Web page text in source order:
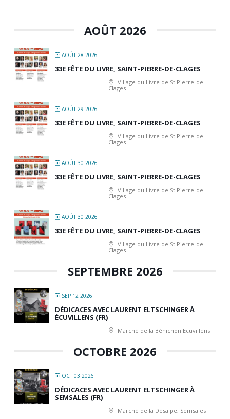
AOÛT 2026
AOÛT 28 2026
33E FÊTE DU LIVRE, SAINT-PIERRE-DE-CLAGES
Village du Livre de St Pierre-de-
Clages
AOÛT 29 2026
33E FÊTE DU LIVRE, SAINT-PIERRE-DE-CLAGES
Village du Livre de St Pierre-de-
Clages
AOÛT 30 2026
33E FÊTE DU LIVRE, SAINT-PIERRE-DE-CLAGES
Village du Livre de St Pierre-de-
Clages
AOÛT 30 2026
33E FÊTE DU LIVRE, SAINT-PIERRE-DE-CLAGES
Village du Livre de St Pierre-de-
Clages
SEPTEMBRE 2026
SEP 12 2026
DÉDICACES AVEC LAURENT ELTSCHINGER À
ÉCUVILLENS (FR)
Marché de la Bénichon Ecuvillens
OCTOBRE 2026
OCT 03 2026
DÉDICACES AVEC LAURENT ELTSCHINGER À
SEMSALES (FR)
Marché de la Désalpe, Semsales